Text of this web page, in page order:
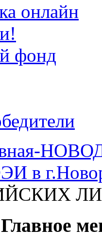
онлайн
фонд
в